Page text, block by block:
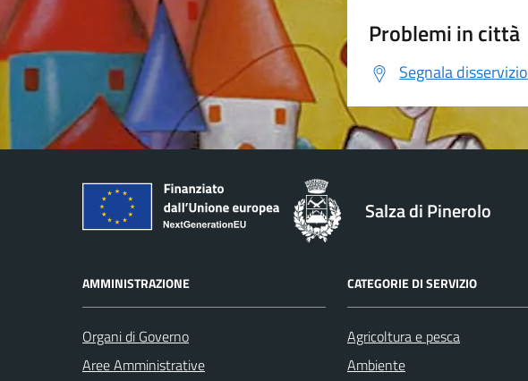
Problemi in città
Segnala disservizio
Salza di Pinerolo
AMMINISTRAZIONE
Organi di Governo
Aree Amministrative
CATEGORIE DI SERVIZIO
Agricoltura e pesca
Ambiente